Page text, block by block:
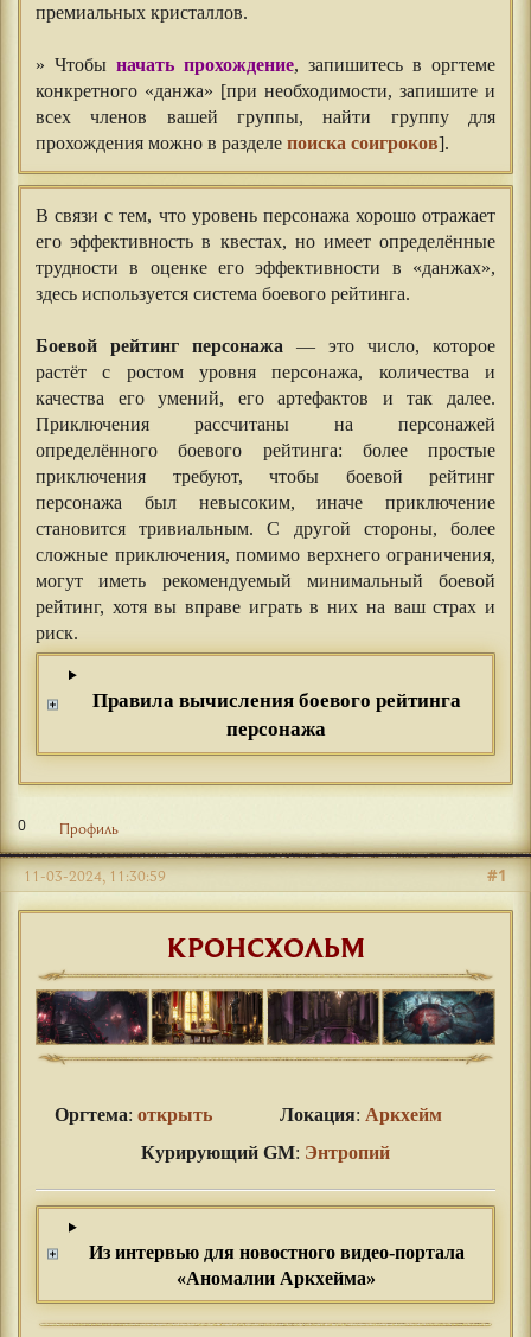
премиальных кристаллов.
» Чтобы начать прохождение, запишитесь в оргтеме
конкретного «данжа» [при необходимости, запишите и
всех членов вашей группы, найти группу для
прохождения можно в разделе поиска соигроков].
В связи с тем, что уровень персонажа хорошо отражает
его эффективность в квестах, но имеет определённые
трудности в оценке его эффективности в «данжах»,
здесь используется система боевого рейтинга.
Боевой рейтинг персонажа — это число, которое
растёт с ростом уровня персонажа, количества и
качества его умений, его артефактов и так далее.
Приключения рассчитаны на персонажей
определённого боевого рейтинга: более простые
приключения требуют, чтобы боевой рейтинг
персонажа был невысоким, иначе приключение
становится тривиальным. С другой стороны, более
сложные приключения, помимо верхнего ограничения,
могут иметь рекомендуемый минимальный боевой
рейтинг, хотя вы вправе играть в них на ваш страх и
риск.
Правила вычисления боевого рейтинга
персонажа
0 Профиль
#1
11-03-2024, 11:30:59
КРОНСХОЛЬМ
Оргтема:открыть Локация:Аркхейм
Курирующий GM: Энтропий
Из интервью для новостного видео-портала
«Аномалии Аркхейма»